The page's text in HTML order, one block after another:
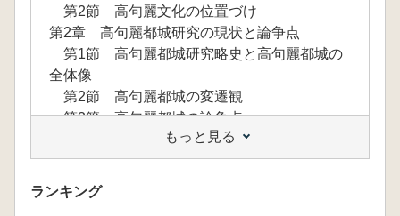
第2節 高句麗文化の位置づけ
第2章 高句麗都城研究の現状と論争点
第1節 高句麗都城研究略史と高句麗都城の
全体像
第2節 高句麗都城の変遷観
第3節 高句麗都城の論争点
第3章 高句麗瓦の編年
第1節 高句麗瓦縞年研究史
第2節 平壌地域の高句麗瓦編年
第3節 集安地域の高句麗瓦編年
もっと見る
ランキング